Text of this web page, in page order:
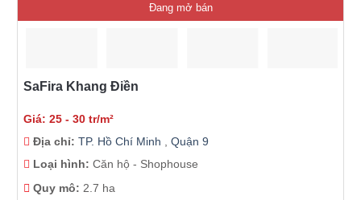
Đang mở bán
SaFira Khang Điền
Giá: 25 - 30 tr/m²
Địa chỉ: TP. Hồ Chí Minh
Quận 9
Loại hình: Căn hộ - Shophouse
Quy mô: 2.7 ha